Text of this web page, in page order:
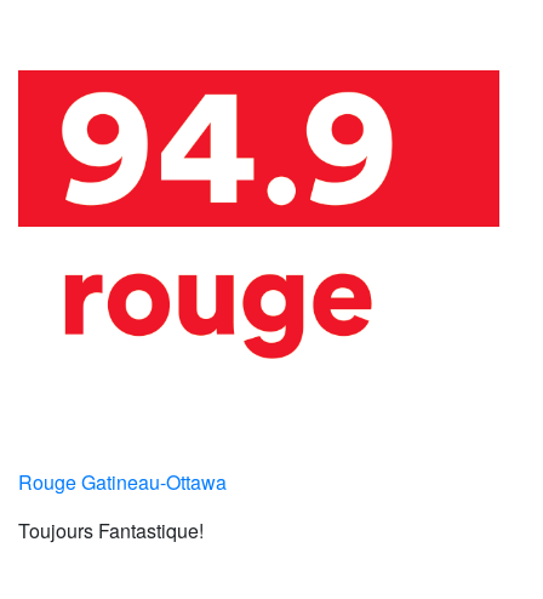
Rouge Gatineau-Ottawa
Toujours Fantastique!